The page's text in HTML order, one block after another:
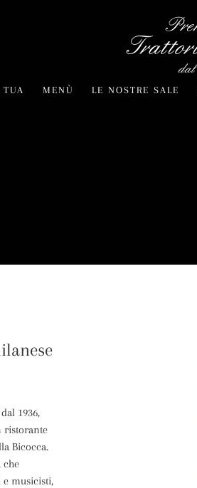
MENÙ LE NOSTRE SALE
1936,
ristorante
Bicocca.
che
musicisti,